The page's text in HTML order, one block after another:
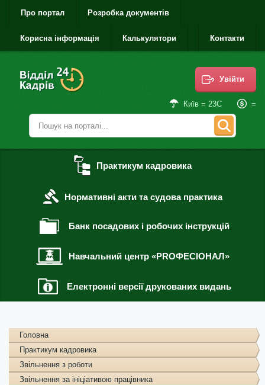
Про портал Розробка документів
Корисна інформація Калькулятори Контакти
Увійти
Київ = 23С =
Практикум кадровика
Нормативні акти та судова практика
Банк посадових і робочих інструкцій
Навчальний центр «PROФЕСІОНАЛ»
Електронні версії друкованих видань
Головна
Практикум кадровика
Звільнення з роботи
Звільнення за ініціативою працівника